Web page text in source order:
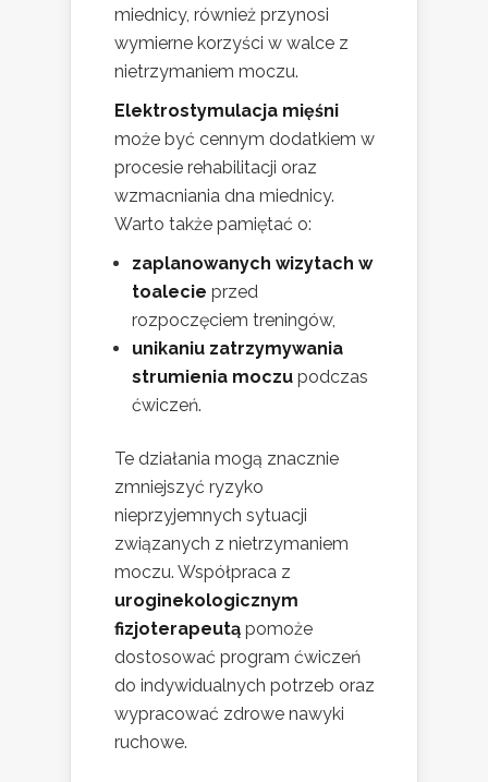
miednicy, również przynosi
wymierne korzyści w walce z
nietrzymaniem moczu.
Elektrostymulacja mięśni
może być cennym dodatkiem w
procesie rehabilitacji oraz
wzmacniania dna miednicy.
Warto także pamiętać o:
zaplanowanych wizytach w
toalecie przed
rozpoczęciem treningów,
unikaniu zatrzymywania
strumienia moczu podczas
ćwiczeń.
Te działania mogą znacznie
zmniejszyć ryzyko
nieprzyjemnych sytuacji
związanych z nietrzymaniem
moczu. Współpraca z
uroginekologicznym
fizjoterapeutą pomoże
dostosować program ćwiczeń
do indywidualnych potrzeb oraz
wypracować zdrowe nawyki
ruchowe.